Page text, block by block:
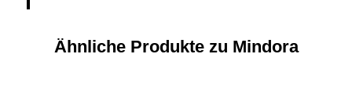
Ähnliche Produkte zu Mindora